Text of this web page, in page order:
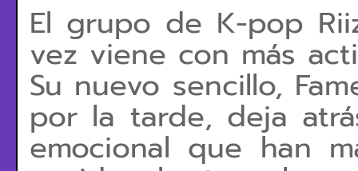
El grupo de K-pop
vez viene con más
Su nuevo sencillo,
por la tarde, deja
emocional que han